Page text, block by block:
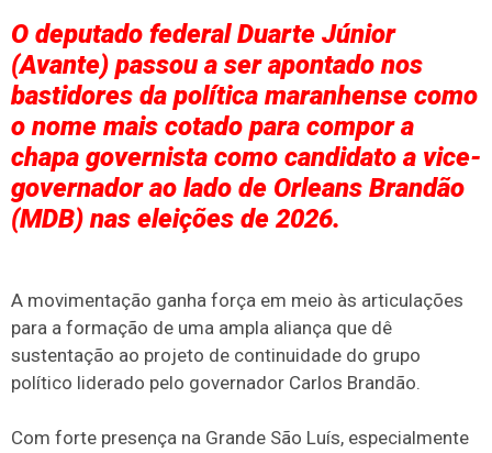
O deputado federal Duarte Júnior
(Avante) passou a ser apontado nos
bastidores da política maranhense como
o nome mais cotado para compor a
chapa governista como candidato a vice-
governador ao lado de Orleans Brandão
(MDB) nas eleições de 2026.
A movimentação ganha força em meio às articulações
para a formação de uma ampla aliança que dê
sustentação ao projeto de continuidade do grupo
político liderado pelo governador Carlos Brandão.
Com forte presença na Grande São Luís, especialmente